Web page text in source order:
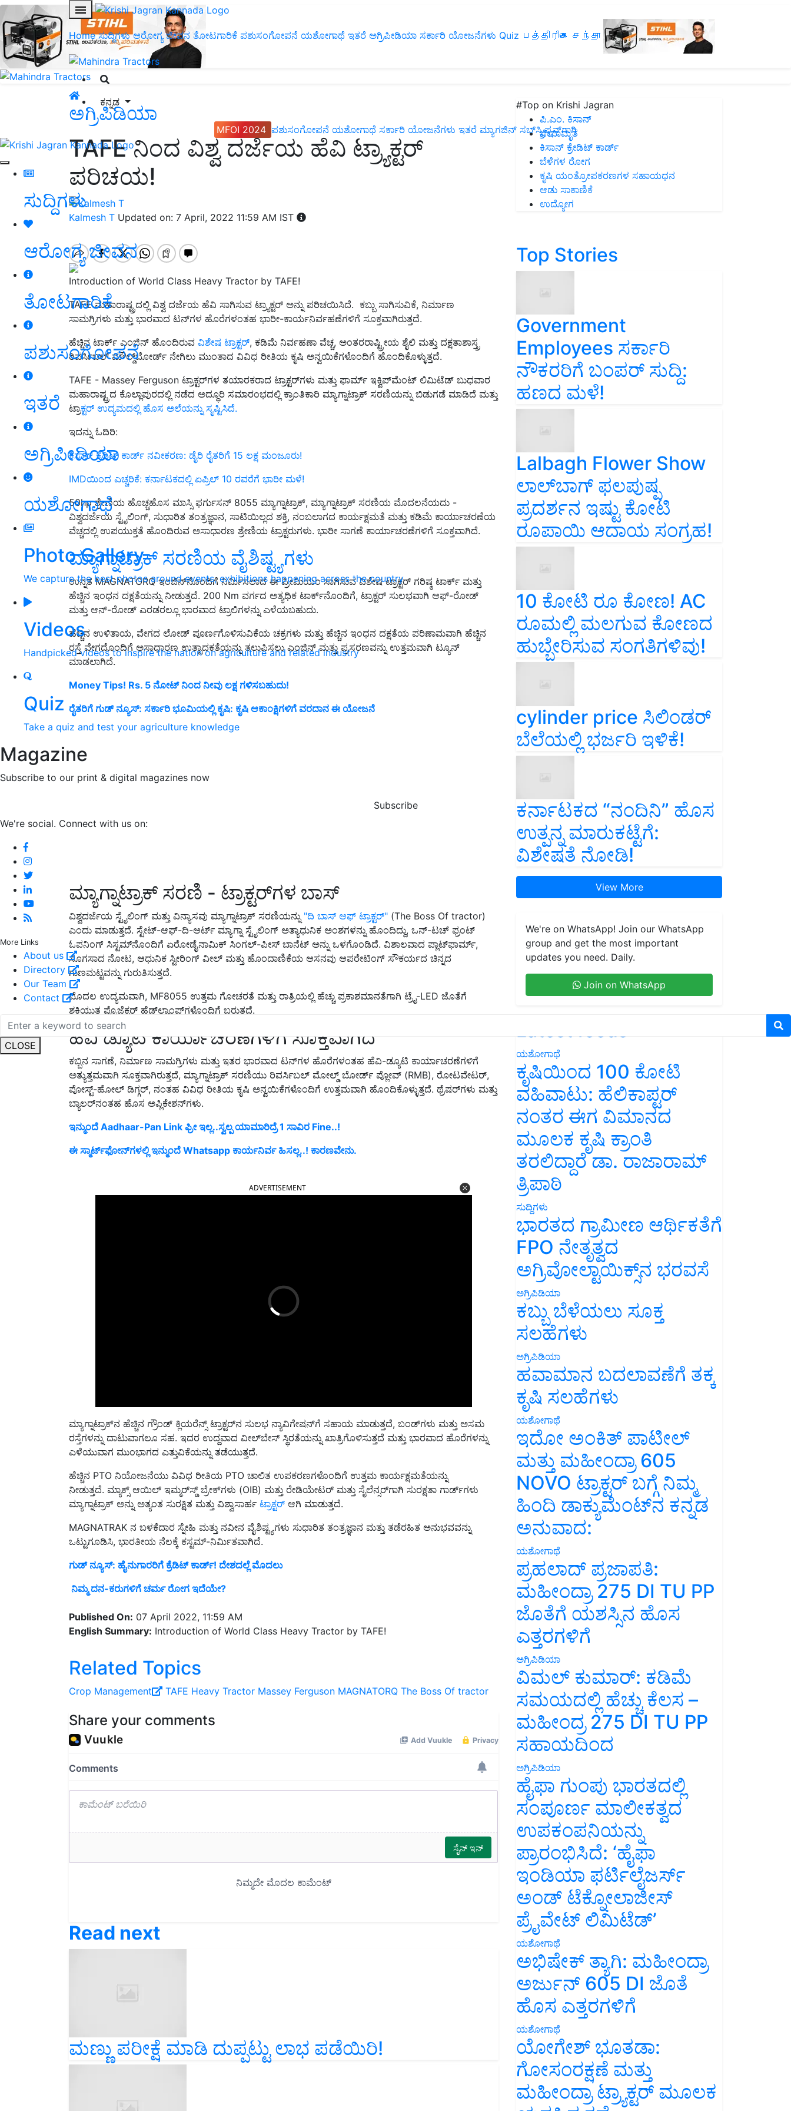
Home ಸುದ್ದಿಗಳು ಆರೋಗ್ಯ ಜೀವನ ತೋಟಗಾರಿಕೆ ಪಶುಸಂಗೋಪನೆ ಯಶೋಗಾಥೆ ಇತರೆ ಅಗ್ರಿಪೀಡಿಯಾ ಸರ್ಕಾರಿ ಯೋಜನೆಗಳು Quiz பத்திரிகை சந்தா
ಕನ್ನಡ
MFOI 2024 ಪಶುಸಂಗೋಪನೆ ಯಶೋಗಾಥೆ ಸರ್ಕಾರಿ ಯೋಜನೆಗಳು ಇತರೆ ಮ್ಯಾಗಜಿನ್‌ ಸಬ್‌ಸ್ಕ್ರಿಪ್ಷನ್‌ಗಾಗಿ
ಸುದ್ದಿಗಳು
ಆರೋಗ್ಯ ಜೀವನ
ತೋಟಗಾರಿಕೆ
ಪಶುಸಂಗೋಪನೆ
ಇತರೆ
ಅಗ್ರಿಪೀಡಿಯಾ
ಯಶೋಗಾಥೆ
Photo Gallery
We capture the best photos around events, exhibitions happening across the country
Videos
Handpicked videos to inspire the nation on agriculture and related industry
Quiz
Take a quiz and test your agriculture knowledge
Magazine
Subscribe to our print & digital magazines now
Subscribe
We're social. Connect with us on:
More Links
About us
Directory
Our Team
Contact
CLOSE
ಅಗ್ರಿಪಿಡಿಯಾ
TAFE ನಿಂದ ವಿಶ್ವ ದರ್ಜೆಯ ಹೆವಿ ಟ್ರ್ಯಾಕ್ಟರ್
ಪರಿಚಯ!
Kalmesh T Updated on: 7 April, 2022 11:59 AM IST
Introduction of World Class Heavy Tractor by TAFE!
TAFE ಮಹಾರಾಷ್ಟ್ರದಲ್ಲಿ ವಿಶ್ವ ದರ್ಜೆಯ ಹೆವಿ ಸಾಗಿಸುವ ಟ್ರ್ಯಾಕ್ಟರ್ ಅನ್ನು ಪರಿಚಯಿಸಿದೆ. ಕಬ್ಬು ಸಾಗಿಸುವಿಕೆ, ನಿರ್ಮಾಣ
ಸಾಮಗ್ರಿಗಳು ಮತ್ತು ಭಾರವಾದ ಟನ್‌ಗಳ ಹೊರೆಗಳಂತಹ ಭಾರೀ-ಕಾರ್ಯನಿರ್ವಹಣೆಗಳಿಗೆ ಸೂಕ್ತವಾಗಿರುತ್ತದೆ.
ಹೆಚ್ಚಿನ ಟಾರ್ಕ್ ಎಂಜಿನ್ ಹೊಂದಿರುವ ವಿಶೇಷ ಟ್ರಾಕ್ಟರ್, ಕಡಿಮೆ ನಿರ್ವಹಣಾ ವೆಚ್ಚ, ಅಂತರರಾಷ್ಟ್ರೀಯ ಶೈಲಿ ಮತ್ತು ದಕ್ಷತಾಶಾಸ್ತ್ರ
ರಿವರ್ಸಿಬಲ್ ಮೌಲ್ಡ್‌ಬೋರ್ಡ್ ನೇಗಿಲು ಮುಂತಾದ ವಿವಿಧ ರೀತಿಯ ಕೃಷಿ ಅನ್ವಯಿಕೆಗಳೊಂದಿಗೆ ಹೊಂದಿಕೊಳ್ಳುತ್ತದೆ.
TAFE - Massey Ferguson ಟ್ರಾಕ್ಟರ್‌ಗಳ ತಯಾರಕರಾದ ಟ್ರಾಕ್ಟರ್‌ಗಳು ಮತ್ತು ಫಾರ್ಮ್ ಇಕ್ವಿಪ್‌ಮೆಂಟ್ ಲಿಮಿಟೆಡ್ ಬುಧವಾರ
ಮಹಾರಾಷ್ಟ್ರದ ಕೊಲ್ಲಾಪುರದಲ್ಲಿ ನಡೆದ ಅದ್ಧೂರಿ ಸಮಾರಂಭದಲ್ಲಿ ಕ್ರಾಂತಿಕಾರಿ ಮ್ಯಾಗ್ನಾಟ್ರಾಕ್ ಸರಣಿಯನ್ನು ಬಿಡುಗಡೆ ಮಾಡಿದೆ ಮತ್ತು
ಟ್ರಾಕ್ಟರ್ ಉದ್ಯಮದಲ್ಲಿ ಹೊಸ ಅಲೆಯನ್ನು ಸೃಷ್ಟಿಸಿದೆ.
ಇದನ್ನು ಓದಿರಿ:
ಕಿಸಾನ್ ಕ್ರೆಡಿಟ್ ಕಾರ್ಡ್ ನವೀಕರಣ: ಡೈರಿ ರೈತರಿಗೆ 15 ಲಕ್ಷ ಮಂಜೂರು!
IMDಯಿಂದ ಎಚ್ಚರಿಕೆ: ಕರ್ನಾಟಕದಲ್ಲಿ ಏಪ್ರಿಲ್ 10 ರವರೆಗೆ ಭಾರೀ ಮಳೆ!
50hp ಶ್ರೇಣಿಯ ಹೊಚ್ಚಹೊಸ ಮಾಸ್ಸಿ ಫರ್ಗುಸನ್ 8055 ಮ್ಯಾಗ್ನಾಟ್ರಾಕ್, ಮ್ಯಾಗ್ನಾಟ್ರಾಕ್ ಸರಣಿಯ ಮೊದಲನೆಯದು -
ವಿಶ್ವದರ್ಜೆಯ ಸ್ಟೈಲಿಂಗ್, ಸುಧಾರಿತ ತಂತ್ರಜ್ಞಾನ, ಸಾಟಿಯಿಲ್ಲದ ಶಕ್ತಿ, ನಂಬಲಾಗದ ಕಾರ್ಯಕ್ಷಮತೆ ಮತ್ತು ಕಡಿಮೆ ಕಾರ್ಯಾಚರಣೆಯ
ವೆಚ್ಚದಲ್ಲಿ ಉಪಯುಕ್ತತೆ ಹೊಂದಿರುವ ಅಸಾಧಾರಣ ಶ್ರೇಣಿಯ ಟ್ರಾಕ್ಟರುಗಳು. ಭಾರೀ ಸಾಗಣೆ ಕಾರ್ಯಾಚರಣೆಗಳಿಗೆ ಸೂಕ್ತವಾಗಿದೆ.
ಮ್ಯಾಗ್ನಾಟ್ರಾಕ್ ಸರಣಿಯ ವೈಶಿಷ್ಟ್ಯಗಳು
ಉನ್ನತ MAGNATORQ ಇಂಜಿನ್‌ನೊಂದಿಗೆ ನಿರ್ಮಿಸಲಾದ ಈ ಪ್ರೀಮಿಯಂ ಸಾಗಿಸುವ ವಿಶೇಷ ಟ್ರಾಕ್ಟರ್ ಗರಿಷ್ಠ ಟಾರ್ಕ್ ಮತ್ತು
ಹೆಚ್ಚಿನ ಇಂಧನ ದಕ್ಷತೆಯನ್ನು ನೀಡುತ್ತದೆ. 200 Nm ವರ್ಗದ ಅತ್ಯಧಿಕ ಟಾರ್ಕ್‌ನೊಂದಿಗೆ, ಟ್ರಾಕ್ಟರ್ ಸುಲಭವಾಗಿ ಆಫ್-ರೋಡ್
ಮತ್ತು ಆನ್-ರೋಡ್ ಎರಡರಲ್ಲೂ ಭಾರವಾದ ಟ್ರಾಲಿಗಳನ್ನು ಎಳೆಯಬಹುದು.
ಹೆಚ್ಚಿನ ಉಳಿತಾಯ, ವೇಗದ ಲೋಡ್ ಪೂರ್ಣಗೊಳಿಸುವಿಕೆಯ ಚಕ್ರಗಳು ಮತ್ತು ಹೆಚ್ಚಿನ ಇಂಧನ ದಕ್ಷತೆಯ ಪರಿಣಾಮವಾಗಿ ಹೆಚ್ಚಿನ
ರಸ್ತೆ ವೇಗದೊಂದಿಗೆ ಅಸಾಧಾರಣ ಉತ್ಪಾದಕತೆಯನ್ನು ತಲುಪಿಸಲು ಎಂಜಿನ್ ಮತ್ತು ಪ್ರಸರಣವನ್ನು ಉತ್ತಮವಾಗಿ ಟ್ಯೂನ್
ಮಾಡಲಾಗಿದೆ.
Money Tips! Rs. 5 ನೋಟ್ ನಿಂದ ನೀವು ಲಕ್ಷ ಗಳಿಸಬಹುದು!
ರೈತರಿಗೆ ಗುಡ್ ನ್ಯೂಸ್: ಸರ್ಕಾರಿ ಭೂಮಿಯಲ್ಲಿ ಕೃಷಿ: ಕೃಷಿ ಆಕಾಂಕ್ಷಿಗಳಿಗೆ ವರದಾನ ಈ ಯೋಜನೆ
ಮ್ಯಾಗ್ನಾಟ್ರಾಕ್ ಸರಣಿ - ಟ್ರಾಕ್ಟರ್‌ಗಳ ಬಾಸ್
ವಿಶ್ವದರ್ಜೆಯ ಸ್ಟೈಲಿಂಗ್ ಮತ್ತು ವಿನ್ಯಾಸವು ಮ್ಯಾಗ್ನಾಟ್ರಾಕ್ ಸರಣಿಯನ್ನು "ದಿ ಬಾಸ್ ಆಫ್ ಟ್ರಾಕ್ಟರ್" (The Boss Of tractor)
ಎಂದು ಮಾಡುತ್ತದೆ. ಸ್ಟೇಟ್-ಆಫ್-ದಿ-ಆರ್ಟ್ ಮ್ಯಾಗ್ನಾ ಸ್ಟೈಲಿಂಗ್ ಅತ್ಯಾಧುನಿಕ ಅಂಶಗಳನ್ನು ಹೊಂದಿದ್ದು, ಒನ್-ಟಚ್ ಫ್ರಂಟ್
ಓಪನಿಂಗ್ ಸಿಸ್ಟಮ್‌ನೊಂದಿಗೆ ಏರೋಡೈನಾಮಿಕ್ ಸಿಂಗಲ್-ಪೀಸ್ ಬಾನೆಟ್ ಅನ್ನು ಒಳಗೊಂಡಿದೆ. ವಿಶಾಲವಾದ ಪ್ಲಾಟ್‌ಫಾರ್ಮ್,
ಸೊಗಸಾದ ನೋಟ, ಆಧುನಿಕ ಸ್ಟೀರಿಂಗ್ ವೀಲ್ ಮತ್ತು ಹೊಂದಾಣಿಕೆಯ ಆಸನವು ಆಪರೇಟಿಂಗ್ ಸೌಕರ್ಯದ ಚಿನ್ನದ
ಗುಣಮಟ್ಟವನ್ನು ಗುರುತಿಸುತ್ತದೆ.
ಮೊದಲ ಉದ್ಯಮವಾಗಿ, MF8055 ಉತ್ತಮ ಗೋಚರತೆ ಮತ್ತು ರಾತ್ರಿಯಲ್ಲಿ ಹೆಚ್ಚು ಪ್ರಕಾಶಮಾನತೆಗಾಗಿ ಟ್ರೈ-LED ಜೊತೆಗೆ
ಶಕ್ತಿಯುತ ಪ್ರೊಜೆಕ್ಟರ್ ಹೆಡ್‌ಲ್ಯಾಂಪ್‌ಗಳೊಂದಿಗೆ ಬರುತ್ತದೆ.
ಹೆವಿ ಡ್ಯೂಟಿ ಕಾರ್ಯಾಚರಣೆಗಳಿಗೆ ಸೂಕ್ತವಾಗಿದೆ
ಕಬ್ಬಿನ ಸಾಗಣೆ, ನಿರ್ಮಾಣ ಸಾಮಗ್ರಿಗಳು ಮತ್ತು ಇತರ ಭಾರವಾದ ಟನ್‌ಗಳ ಹೊರೆಗಳಂತಹ ಹೆವಿ-ಡ್ಯೂಟಿ ಕಾರ್ಯಾಚರಣೆಗಳಿಗೆ
ಅತ್ಯುತ್ತಮವಾಗಿ ಸೂಕ್ತವಾಗಿರುತ್ತದೆ, ಮ್ಯಾಗ್ನಾಟ್ರಾಕ್ ಸರಣಿಯು ರಿವರ್ಸಿಬಲ್ ಮೋಲ್ಡ್ ಬೋರ್ಡ್ ಪ್ಲೋವ್ (RMB), ರೋಟವೇಟರ್,
ಪೋಸ್ಟ್-ಹೋಲ್ ಡಿಗ್ಗರ್, ನಂತಹ ವಿವಿಧ ರೀತಿಯ ಕೃಷಿ ಅನ್ವಯಿಕೆಗಳೊಂದಿಗೆ ಉತ್ತಮವಾಗಿ ಹೊಂದಿಕೊಳ್ಳುತ್ತದೆ. ಥ್ರೆಷರ್‌ಗಳು ಮತ್ತು
ಬ್ಯಾಲರ್‌ನಂತಹ ಹೊಸ ಅಪ್ಲಿಕೇಶನ್‌ಗಳು.
ಇನ್ಮುಂದೆ Aadhaar-Pan Link ಫ್ರೀ ಇಲ್ಲ..ಸ್ವಲ್ಪ ಯಾಮಾರಿದ್ರೆ 1 ಸಾವಿರ Fine..!
ಈ ಸ್ಮಾರ್ಟ್‌ಫೋನ್‌ಗಳಲ್ಲಿ ಇನ್ಮುಂದೆ Whatsapp ಕಾರ್ಯನಿರ್ವ ಹಿಸಲ್ಲ..! ಕಾರಣವೇನು.
ಮ್ಯಾಗ್ನಾಟ್ರಾಕ್‌ನ ಹೆಚ್ಚಿನ ಗ್ರೌಂಡ್ ಕ್ಲಿಯರೆನ್ಸ್ ಟ್ರಾಕ್ಟರ್‌ನ ಸುಲಭ ನ್ಯಾವಿಗೇಷನ್‌ಗೆ ಸಹಾಯ ಮಾಡುತ್ತದೆ, ಬಂಡ್‌ಗಳು ಮತ್ತು ಅಸಮ
ರಸ್ತೆಗಳನ್ನು ದಾಟುವಾಗಲೂ ಸಹ. ಇದರ ಉದ್ದವಾದ ವೀಲ್‌ಬೇಸ್ ಸ್ಥಿರತೆಯನ್ನು ಖಾತ್ರಿಗೊಳಿಸುತ್ತದೆ ಮತ್ತು ಭಾರವಾದ ಹೊರೆಗಳನ್ನು
ಎಳೆಯುವಾಗ ಮುಂಭಾಗದ ಎತ್ತುವಿಕೆಯನ್ನು ತಡೆಯುತ್ತದೆ.
ಹೆಚ್ಚಿನ PTO ನಿಯೋಜನೆಯು ವಿವಿಧ ರೀತಿಯ PTO ಚಾಲಿತ ಉಪಕರಣಗಳೊಂದಿಗೆ ಉತ್ತಮ ಕಾರ್ಯಕ್ಷಮತೆಯನ್ನು
ನೀಡುತ್ತದೆ. ಮ್ಯಾಕ್ಸ್ ಆಯಿಲ್ ಇಮ್ಮರ್‌ಸ್ಡ್ ಬ್ರೇಕ್‌ಗಳು (OIB) ಮತ್ತು ರೇಡಿಯೇಟರ್ ಮತ್ತು ಸೈಲೆನ್ಸರ್‌ಗಾಗಿ ಸುರಕ್ಷತಾ ಗಾರ್ಡ್‌ಗಳು
ಮ್ಯಾಗ್ನಾಟ್ರಾಕ್ ಅನ್ನು ಅತ್ಯಂತ ಸುರಕ್ಷಿತ ಮತ್ತು ವಿಶ್ವಾಸಾರ್ಹಟ್ರಾಕ್ಟರ್ ಆಗಿ ಮಾಡುತ್ತದೆ.
MAGNATRAK ನ ಬಳಕೆದಾರ ಸ್ನೇಹಿ ಮತ್ತು ನವೀನ ವೈಶಿಷ್ಟ್ಯಗಳು ಸುಧಾರಿತ ತಂತ್ರಜ್ಞಾನ ಮತ್ತು ತಡೆರಹಿತ ಅನುಭವವನ್ನು
ಒಟ್ಟುಗೂಡಿಸಿ, ಭಾರತೀಯ ನೆಲಕ್ಕೆ ಕಸ್ಟಮ್-ನಿರ್ಮಿತವಾಗಿದೆ.
ಗುಡ್‌ ನ್ಯೂಸ್‌: ಹೈನುಗಾರರಿಗೆ ಕ್ರೆಡಿಟ್‌ ಕಾರ್ಡ್‌! ದೇಶದಲ್ಲೆ ಮೊದಲು
ನಿಮ್ಮ ದನ-ಕರುಗಳಿಗೆ ಚರ್ಮ ರೋಗ ಇದೆಯೇ?
English Summary:Introduction of World Class Heavy Tractor by TAFE!
Related Topics
Crop Management TAFE Heavy Tractor
ಮಣ್ಣು ಪರೀಕ್ಷೆ ಮಾಡಿ ದುಪ್ಪಟ್ಟು ಲಾಭ ಪಡೆಯಿರಿ!
#Top on Krishi Jagran
ಪಿ.ಎಂ. ಕಿಸಾನ್
ಜೀವಾಮೃತ
ಕಿಸಾನ್ ಕ್ರೇಡಿಟ್ ಕಾರ್ಡ್
ಬೆಳೆಗಳ ರೋಗ
ಕೃಷಿ ಯಂತ್ರೋಪಕರಣಗಳ ಸಹಾಯಧನ
ಆಡು ಸಾಕಾಣಿಕೆ
ಉದ್ಯೋಗ
Top Stories
Government
Employees ಸರ್ಕಾರಿ
ನೌಕರರಿಗೆ ಬಂಪರ್‌ ಸುದ್ದಿ:
ಹಣದ ಮಳೆ!
Lalbagh Flower Show
ಲಾಲ್‌ಬಾಗ್ ಫಲಪುಷ್ಪ
ಪ್ರದರ್ಶನ ಇಷ್ಟು ಕೋಟಿ
ರೂಪಾಯಿ ಆದಾಯ ಸಂಗ್ರಹ!
10 ಕೋಟಿ ರೂ ಕೋಣ! AC
ರೂಮಲ್ಲಿ ಮಲಗುವ ಕೋಣದ
ಹುಬ್ಬೇರಿಸುವ ಸಂಗತಿಗಳಿವು!
cylinder price ಸಿಲಿಂಡರ್‌
ಬೆಲೆಯಲ್ಲಿ ಭರ್ಜರಿ ಇಳಿಕೆ!
ಕರ್ನಾಟಕದ “ನಂದಿನಿ” ಹೊಸ
ಉತ್ಪನ್ನ ಮಾರುಕಟ್ಟೆಗೆ:
ವಿಶೇಷತೆ ನೋಡಿ!
View More
We're on WhatsApp! Join our WhatsApp
group and get the most important
updates you need. Daily.
Join on WhatsApp
Latest feeds
ಯಶೋಗಾಥೆ
ಕೃಷಿಯಿಂದ 100 ಕೋಟಿ
ವಹಿವಾಟು: ಹೆಲಿಕಾಪ್ಟರ್
ನಂತರ ಈಗ ವಿಮಾನದ
ಮೂಲಕ ಕೃಷಿ ಕ್ರಾಂತಿ
ತರಲಿದ್ದಾರೆ ಡಾ. ರಾಜಾರಾಮ್
ತ್ರಿಪಾಠಿ
ಸುದ್ದಿಗಳು
ಭಾರತದ ಗ್ರಾಮೀಣ ಆರ್ಥಿಕತೆಗೆ
FPO ನೇತೃತ್ವದ
ಅಗ್ರಿವೋಲ್ಟಾಯಿಕ್ಸ್‌ನ ಭರವಸೆ
ಅಗ್ರಿಪಿಡಿಯಾ
ಕಬ್ಬು ಬೆಳೆಯಲು ಸೂಕ್ತ
ಸಲಹೆಗಳು
ಅಗ್ರಿಪಿಡಿಯಾ
ಹವಾಮಾನ ಬದಲಾವಣೆಗೆ ತಕ್ಕ
ಕೃಷಿ ಸಲಹೆಗಳು
ಯಶೋಗಾಥೆ
ಇದೋ ಅಂಕಿತ್ ಪಾಟೀಲ್
ಮತ್ತು ಮಹೀಂದ್ರಾ 605
NOVO ಟ್ರಾಕ್ಟರ್ ಬಗ್ಗೆ ನಿಮ್ಮ
ಹಿಂದಿ ಡಾಕ್ಯುಮೆಂಟ್‌ನ ಕನ್ನಡ
ಅನುವಾದ:
ಯಶೋಗಾಥೆ
ಪ್ರಹಲಾದ್ ಪ್ರಜಾಪತಿ:
ಮಹೀಂದ್ರಾ 275 DI TU PP
ಜೊತೆಗೆ ಯಶಸ್ಸಿನ ಹೊಸ
ಎತ್ತರಗಳಿಗೆ
ಅಗ್ರಿಪಿಡಿಯಾ
ವಿಮಲ್ ಕುಮಾರ್: ಕಡಿಮೆ
ಸಮಯದಲ್ಲಿ ಹೆಚ್ಚು ಕೆಲಸ –
ಮಹೀಂದ್ರ 275 DI TU PP
ಸಹಾಯದಿಂದ
ಅಗ್ರಿಪಿಡಿಯಾ
ಹೈಫಾ ಗುಂಪು ಭಾರತದಲ್ಲಿ
ಸಂಪೂರ್ಣ ಮಾಲೀಕತ್ವದ
ಉಪಕಂಪನಿಯನ್ನು
ಪ್ರಾರಂಭಿಸಿದೆ: ‘ಹೈಫಾ
ಇಂಡಿಯಾ ಫರ್ಟಿಲೈಜರ್ಸ್
ಅಂಡ್ ಟೆಕ್ನೋಲಾಜೀಸ್
ಪ್ರೈವೇಟ್ ಲಿಮಿಟೆಡ್’
ಯಶೋಗಾಥೆ
ಅಭಿಷೇಕ್ ತ್ಯಾಗಿ: ಮಹೀಂದ್ರಾ
ಅರ್ಜುನ್ 605 DI ಜೊತೆ
ಹೊಸ ಎತ್ತರಗಳಿಗೆ
ಯಶೋಗಾಥೆ
ಯೋಗೇಶ್ ಭೂತಡಾ:
ಗೋಸಂರಕ್ಷಣೆ ಮತ್ತು
ಮಹೀಂದ್ರಾ ಟ್ರ್ಯಾಕ್ಟರ್ ಮೂಲಕ